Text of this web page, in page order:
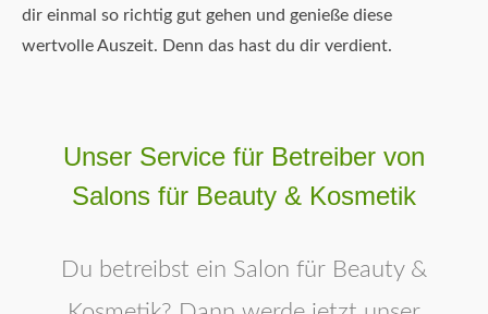
dir einmal so richtig gut gehen und genieße diese
wertvolle Auszeit. Denn das hast du dir verdient.
Unser Service für Betreiber von
Salons für Beauty & Kosmetik
Du betreibst ein Salon für Beauty &